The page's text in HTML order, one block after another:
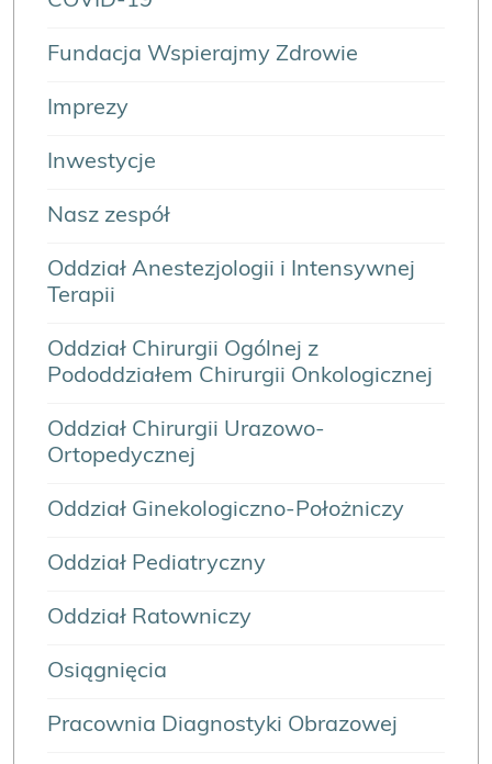
Fundacja Wspierajmy Zdrowie
Imprezy
Inwestycje
Nasz zespół
Oddział Anestezjologii i Intensywnej
Terapii
Oddział Chirurgii Ogólnej z
Pododdziałem Chirurgii Onkologicznej
Oddział Chirurgii Urazowo-
Ortopedycznej
Oddział Ginekologiczno-Położniczy
Oddział Pediatryczny
Oddział Ratowniczy
Osiągnięcia
Pracownia Diagnostyki Obrazowej